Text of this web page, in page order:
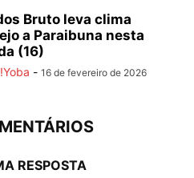
Bruto leva clima
a Paraibuna nesta
(16)
- 16 de fevereiro de 2026
RESPOSTA